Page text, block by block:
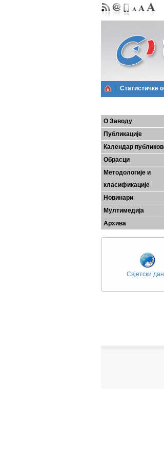
Статистичке
О Заводу
Публикације
Календар
Обрасци
Методологије и
класификације
Новинари
Мултимедија
Архива
Свјетски